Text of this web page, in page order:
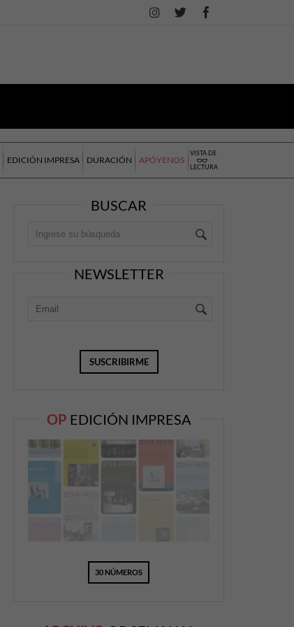
EDICIÓN IMPRESA DURACIÓN APÓYENOS
VISTA DE
LECTURA
BUSCAR
NEWSLETTER
OP EDICIÓN IMPRESA
30 NÚMEROS